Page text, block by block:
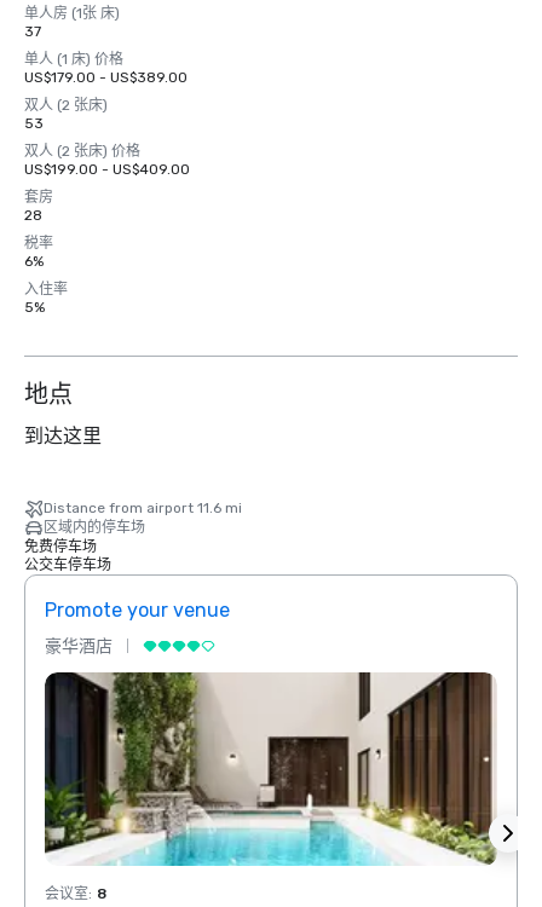
单人房 (1张 床)
37
单人 (1 床) 价格
US$179.00 - US$389.00
双人 (2 张床)
53
双人 (2 张床) 价格
US$199.00 - US$409.00
套房
28
税率
6%
入住率
5%
地点
到达这里
Distance from airport 11.6 mi
区域内的停车场
免费停车场
公交车停车场
Promote your venue
豪华酒店
会议室: 8